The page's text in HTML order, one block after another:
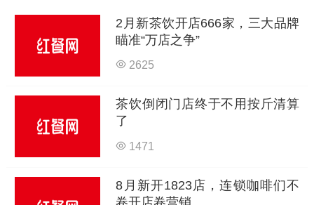
2月新茶饮开店666家，三大品牌
瞄准“万店之争”
2625
茶饮倒闭门店终于不用按斤清算
了
1471
8月新开1823店，连锁咖啡们不